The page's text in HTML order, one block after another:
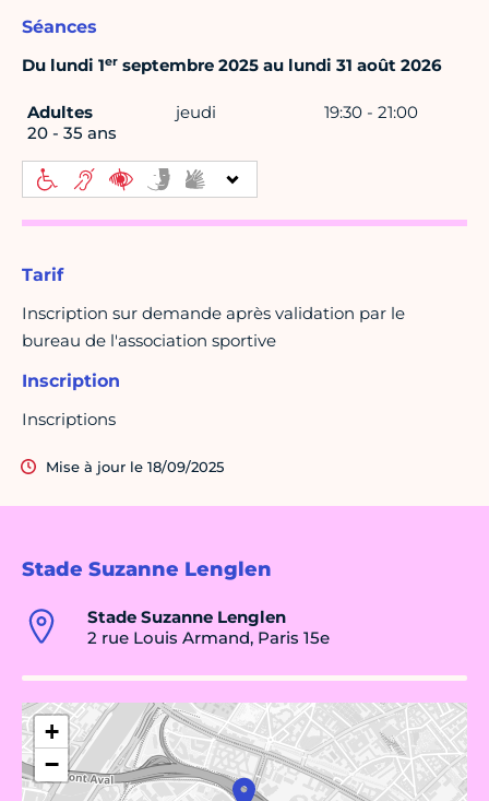
Stade Suzanne Lenglen
Stade Suzanne Lenglen
2 rue Louis Armand, Paris 15e
+
−
Séances
Du lundi 1er septembre 2025 au lundi 31 août 2026
Adultes
20 - 35 ans
jeudi 19:30 - 21:00
Tarif
Inscription sur demande après validation par le
bureau de l'association sportive
Inscription
Inscriptions
Mise à jour le 18/09/2025